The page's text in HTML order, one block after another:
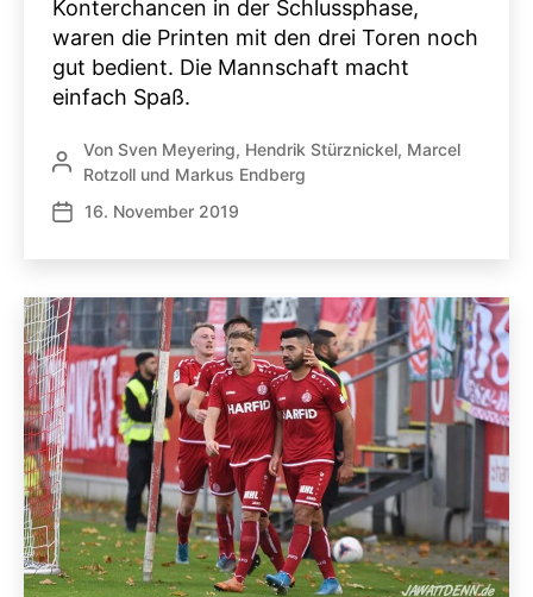
Konterchancen in der Schlussphase,
waren die Printen mit den drei Toren noch
gut bedient. Die Mannschaft macht
einfach Spaß.
Beitragsautor
Von Sven Meyering, Hendrik Stürznickel, Marcel
Rotzoll und Markus Endberg
Veröffentlichungsdatum
16. November 2019